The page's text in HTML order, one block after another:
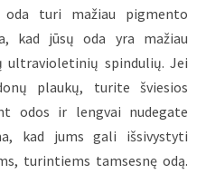
oda turi mažiau pigmento
kad jūsų oda yra mažiau
ultravioletinių spindulių. Jei
plaukų, turite šviesios
odos ir lengvai nudegate
kad jums gali išsivystyti
turintiems tamsesnę odą.